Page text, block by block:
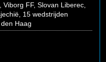
FF, Slovan Liberec,
15 wedstrijden
Haag